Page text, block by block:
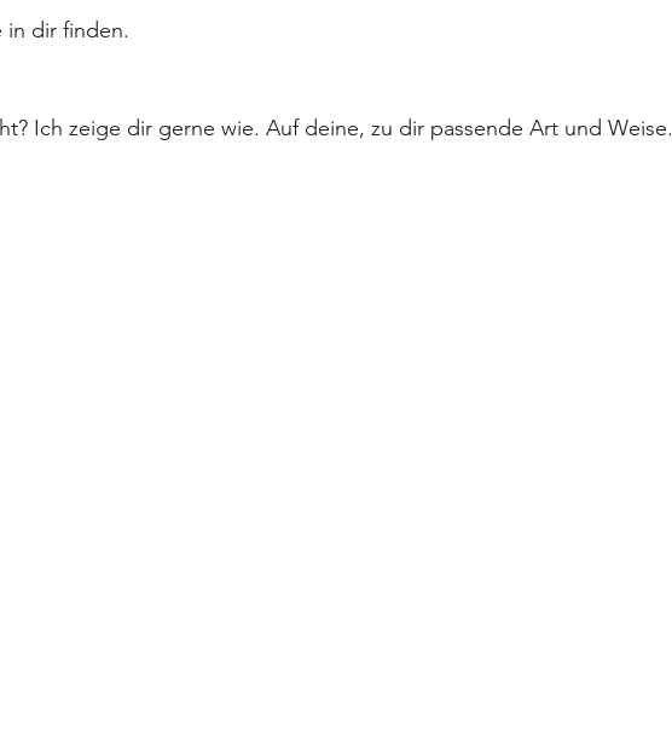
in dir finden.
Ich zeige dir gerne wie. Auf deine, zu dir passende Art und Weise.